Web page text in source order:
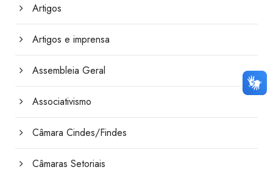
Artigos
Artigos e imprensa
Assembleia Geral
Associativismo
Câmara Cindes/Findes
Câmaras Setoriais